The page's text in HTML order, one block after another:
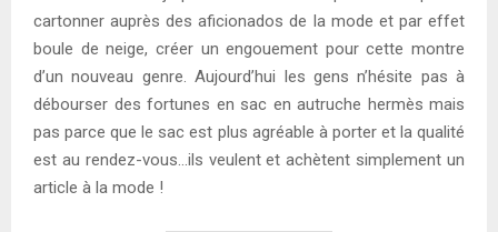
cartonner auprès des aficionados de la mode et par effet
boule de neige, créer un engouement pour cette montre
d’un nouveau genre. Aujourd’hui les gens n’hésite pas à
débourser des fortunes en sac en autruche hermès mais
pas parce que le sac est plus agréable à porter et la qualité
est au rendez-vous…ils veulent et achètent simplement un
article à la mode !